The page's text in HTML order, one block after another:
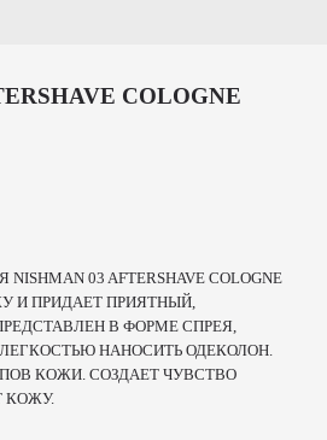
COLOGNE
03 AFTERSHAVE COLOGNE
И ПРИДАЕТ ПРИЯТНЫЙ,
В ФОРМЕ СПРЕЯ,
НАНОСИТЬ ОДЕКОЛОН.
КОЖИ. СОЗДАЕТ ЧУВСТВО
КОЖУ.